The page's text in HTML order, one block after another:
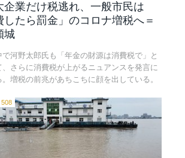
企業だけ税逃れ、一般市民は
したら罰金」のコロナ増税へ＝
城
河野太郎氏も「年金の財源は消費税で」と
、さらに消費税が上がるニュアンスを発言に
増税の前兆があちこちに顔を出している。
508